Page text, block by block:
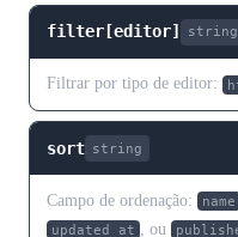
filter[editor] string
Filtrar por tipo de editor:
sort string
Campo de ordenação: name
updated_at , ou